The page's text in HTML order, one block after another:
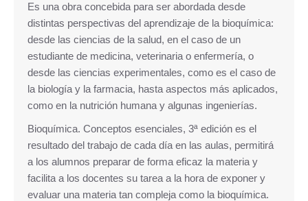
Es una obra concebida para ser abordada desde
distintas perspectivas del aprendizaje de la bioquímica:
desde las ciencias de la salud, en el caso de un
estudiante de medicina, veterinaria o enfermería, o
desde las ciencias experimentales, como es el caso de
la biología y la farmacia, hasta aspectos más aplicados,
como en la nutrición humana y algunas ingenierías.
Bioquímica. Conceptos esenciales, 3ª edición es el
resultado del trabajo de cada día en las aulas, permitirá
a los alumnos preparar de forma eficaz la materia y
facilita a los docentes su tarea a la hora de exponer y
evaluar una materia tan compleja como la bioquímica.